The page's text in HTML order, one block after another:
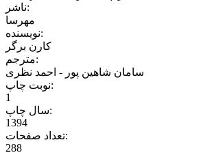
ناشر:
مهرسا
نویسنده:
کارن برگر
مترجم:
سامان شاهین پور - احمد نظری
نوبت چاپ:
1
سال چاپ:
1394
تعداد صفحات:
288